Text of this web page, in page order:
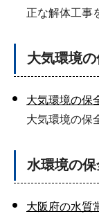
正な解体工事
大気環境
大気環境の保
大気環境の保
水環境の保
大阪府の水質